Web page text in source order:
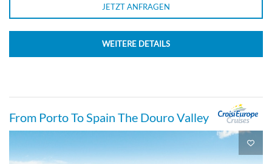
JETZT ANFRAGEN
WEITERE DETAILS
From Porto To Spain The Douro Valley